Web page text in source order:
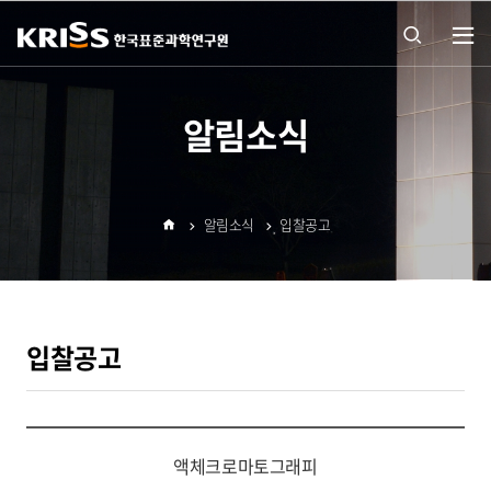
열기
알림소식
입찰공고
알림소식 입찰공고
액체크로마토그래피